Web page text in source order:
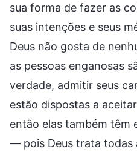
sua forma de fazer as
suas intenções e seus
Deus não gosta de
as pessoas enganosas
verdade, admitir seus
estão dispostas a
então elas também têm
— pois Deus trata todas